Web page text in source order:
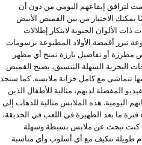
لترافق إيقاعهم اليومي من دون أن
يمكنك الاختيار من بين القميص الأبيض
ذات الألوان الحيوية لابتكار إطلالات
تبرز أقمصة الأولاد المطبوعة برسومات
أو تفاصيل بارزة تمنح أي مظهر
البحرية السهلة التنسيق، يصبح القميص
تتماشى مع كامل خزانة ملابسه. كما ستجد
المفضلة لديهم، مثالية للأطفال الذين
اليومية. هذه الملابس مثالية للذهاب إلى
ما بعد الظهيرة في اللعب في الحديقة،
كنت تبحث عن ملابس بسيطة وسهلة
طويلة تتكيف مع أي أسلوب وأي مناسبة